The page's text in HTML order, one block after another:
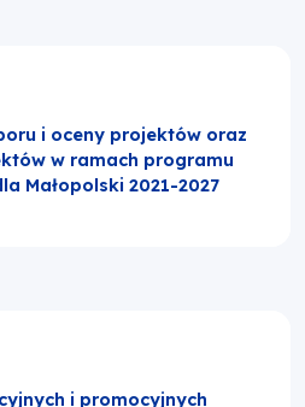
i oceny projektów oraz
w ramach programu
Małopolski 2021-2027
i promocyjnych